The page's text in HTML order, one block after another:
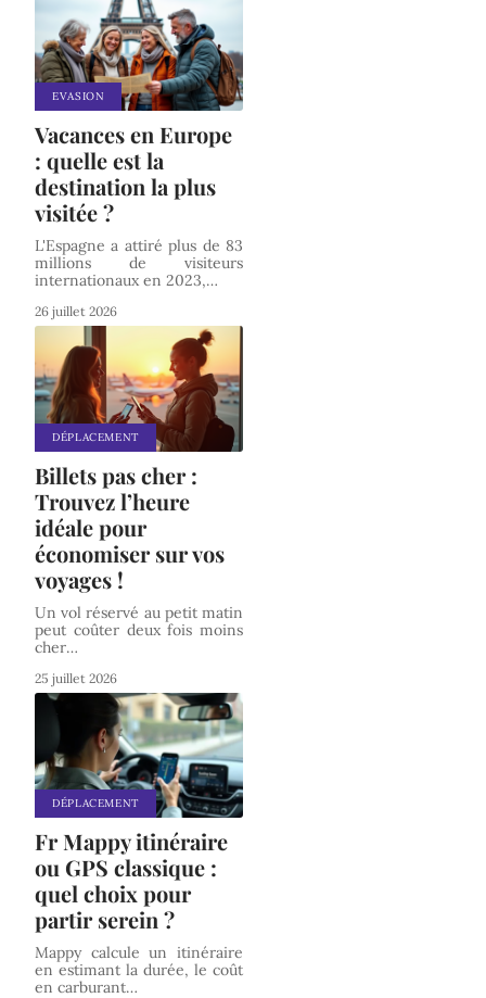
EVASION
Vacances en Europe
: quelle est la
destination la plus
visitée ?
L'Espagne a attiré plus de 83
millions de visiteurs
internationaux en 2023,…
26 juillet 2026
DÉPLACEMENT
Billets pas cher :
Trouvez l’heure
idéale pour
économiser sur vos
voyages !
Un vol réservé au petit matin
peut coûter deux fois moins
cher…
25 juillet 2026
DÉPLACEMENT
Fr Mappy itinéraire
ou GPS classique :
quel choix pour
partir serein ?
Mappy calcule un itinéraire
en estimant la durée, le coût
en carburant…